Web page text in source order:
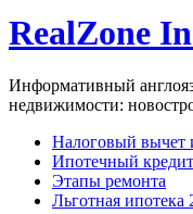
RealZone
Информативный
недвижимости:
Налоговый вычет
Ипотечный кредит
Этапы ремонта
Льготная ипотека